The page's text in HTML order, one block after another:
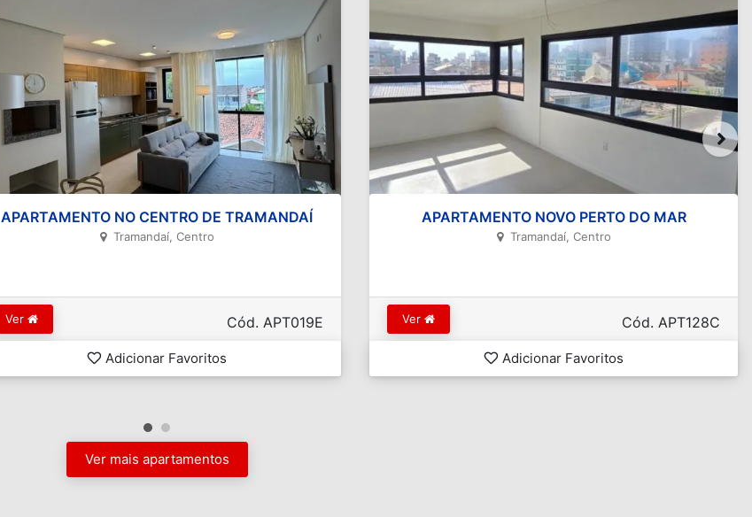
APARTAMENTO NO CENTRO DE TRAMANDAÍ
Tramandaí, Centro
Ver Cód. APT019E
Adicionar Favoritos
APARTAMENTO NOVO PERTO DO MAR
Tramandaí, Centro
Ver Cód. APT128C
Adicionar Favoritos
Ver mais apartamentos